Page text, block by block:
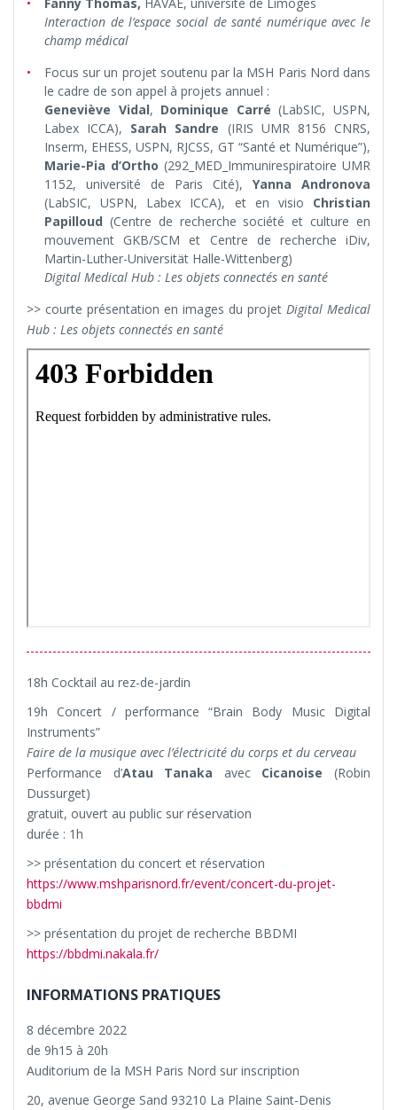
Fanny Thomas, HAVAE, université de Limoges
Interaction de l’espace social de santé numérique avec le
champ médical
Focus sur un projet soutenu par la MSH Paris Nord dans
le cadre de son appel à projets annuel :
Geneviève Vidal, Dominique Carré (LabSIC, USPN,
Labex ICCA), Sarah Sandre (IRIS UMR 8156 CNRS,
Inserm, EHESS, USPN, RJCSS, GT “Santé et Numérique”),
Marie-Pia d’Ortho (292_MED_Immunirespiratoire UMR
1152, université de Paris Cité), Yanna Andronova
(LabSIC, USPN, Labex ICCA), et en visio Christian
Papilloud (Centre de recherche société et culture en
mouvement GKB/SCM et Centre de recherche iDiv,
Martin-Luther-Universität Halle-Wittenberg)
Digital Medical Hub : Les objets connectés en santé
>> courte présentation en images du projet Digital Medical
Hub : Les objets connectés en santé
18h Cocktail au rez-de-jardin
19h Concert / performance “Brain Body Music Digital
Instruments”
Faire de la musique avec l’électricité du corps et du cerveau
Performance d’Atau Tanaka avec Cicanoise (Robin
Dussurget)
gratuit, ouvert au public sur réservation
durée : 1h
>> présentation du concert et réservation
https://www.mshparisnord.fr/event/concert-du-projet-
bbdmi
>> présentation du projet de recherche BBDMI
https://bbdmi.nakala.fr/
INFORMATIONS PRATIQUES
8 décembre 2022
de 9h15 à 20h
Auditorium de la MSH Paris Nord sur inscription
20, avenue George Sand 93210 La Plaine Saint-Denis